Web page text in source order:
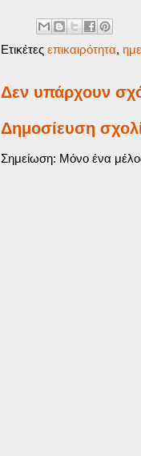
Ετικέτες επικαιρότητα,
Δεν υπάρχουν
Δημοσίευση
Σημείωση: Μόνο ένα